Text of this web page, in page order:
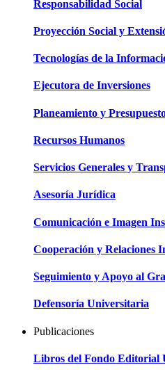
Responsabilidad Social
Proyección Social y
Tecnologías de la
Ejecutora de Inversiones
Planeamiento y
Recursos Humanos
Servicios Generales y
Asesoría Jurídica
Comunicación e Imagen
Cooperación y Relaciones
Seguimiento y Apoyo al
Defensoría Universitaria
Publicaciones
Libros del Fondo Editorial